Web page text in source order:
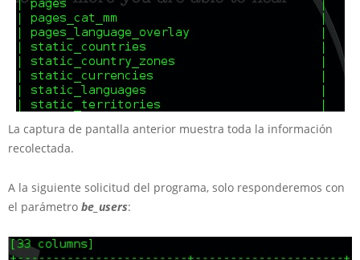
La captura de pantalla anterior muestra toda la información
recolectada.
A la siguiente solicitud del programa, solo responderemos con
el parámetro be_users: